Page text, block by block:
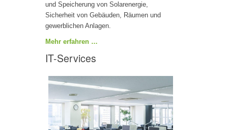
und Speicherung von Solarenergie,
Sicherheit von Gebäuden, Räumen und
gewerblichen Anlagen.
Mehr erfahren …
IT-Services